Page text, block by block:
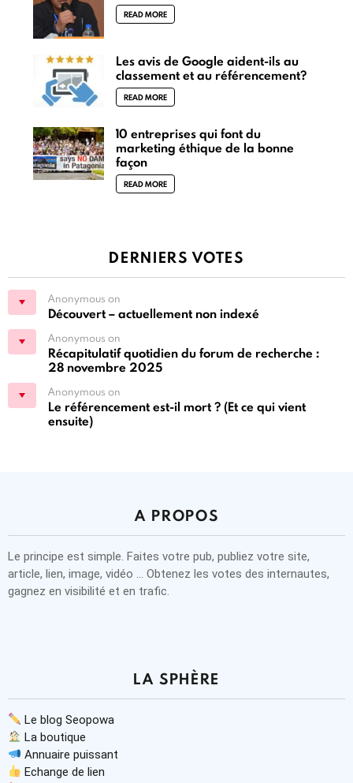
READ MORE
Les avis de Google aident-ils au
classement et au référencement?
READ MORE
10 entreprises qui font du
marketing éthique de la bonne
façon
READ MORE
DERNIERS VOTES
Anonymous on
Découvert – actuellement non indexé
Anonymous on
Récapitulatif quotidien du forum de recherche :
28 novembre 2025
Anonymous on
Le référencement est-il mort ? (Et ce qui vient
ensuite)
A PROPOS
Le principe est simple. Faites votre pub, publiez votre site,
article, lien, image, vidéo … Obtenez les votes des internautes,
gagnez en visibilité et en trafic.
LA SPHÈRE
Le blog Seopowa
La boutique
Annuaire puissant
Echange de lien